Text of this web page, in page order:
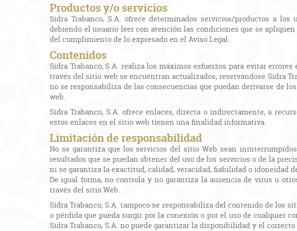
Productos y/o servicios
Sidra Trabanco, S.A. ofrece determinados servicios/productos a
debiendo el usuario leer con atención las condiciones que se
del cumplimiento de lo expresado en el Aviso Legal.
Contenidos
Sidra Trabanco, S.A. realiza los máximos esfuerzos para evitar
través del sitio web se encuentran actualizados, reservándose Sidra
no se responsabiliza de las consecuencias que puedan derivarse de
web.
Sidra Trabanco, S.A. ofrece enlaces, directa o indirectamente, a
estos enlaces en el sitio web tienen una finalidad informativa.
Limitación de responsabilidad
No se garantiza que los servicios del sitio Web sean
resultados que se puedan obtener del uso de los servicios o de la
ni se garantiza la exactitud, calidad, veracidad, fiabilidad o idoneidad
De igual forma, no controla y no garantiza la ausencia de virus u
través del sitio Web.
Sidra Trabanco, S.A. tampoco se responsabiliza del contenido de los
o pérdida que pueda surgir por la conexión o por el uso de cualquier
Sidra Trabanco, S.A. no puede garantizar la disponibilidad y el